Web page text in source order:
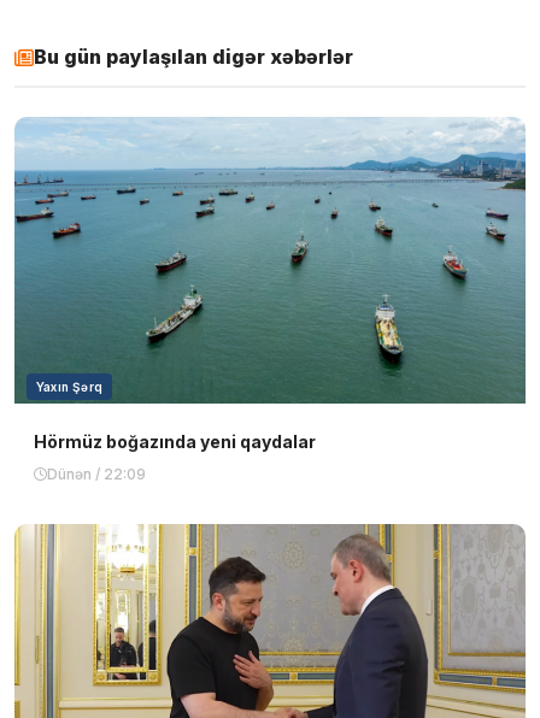
Bu gün paylaşılan digər xəbərlər
Yaxın Şərq
Hörmüz boğazında yeni qaydalar
Dünən / 22:09